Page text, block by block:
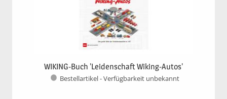
WIKING-Buch 'Leidenschaft Wiking-Autos'
Bestellartikel - Verfügbarkeit unbekannt